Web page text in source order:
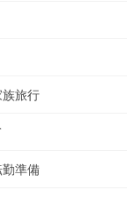
旅行
準備